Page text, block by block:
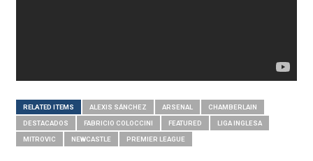
RELATED ITEMS ALEXIS SÁNCHEZ ARSENAL CHAMBERLAIN
DESTACADOS FABRICIO COLOCCINI FEATURED LIGA INGLESA
MITROVIC NEWCASTLE PREMIER LEAGUE